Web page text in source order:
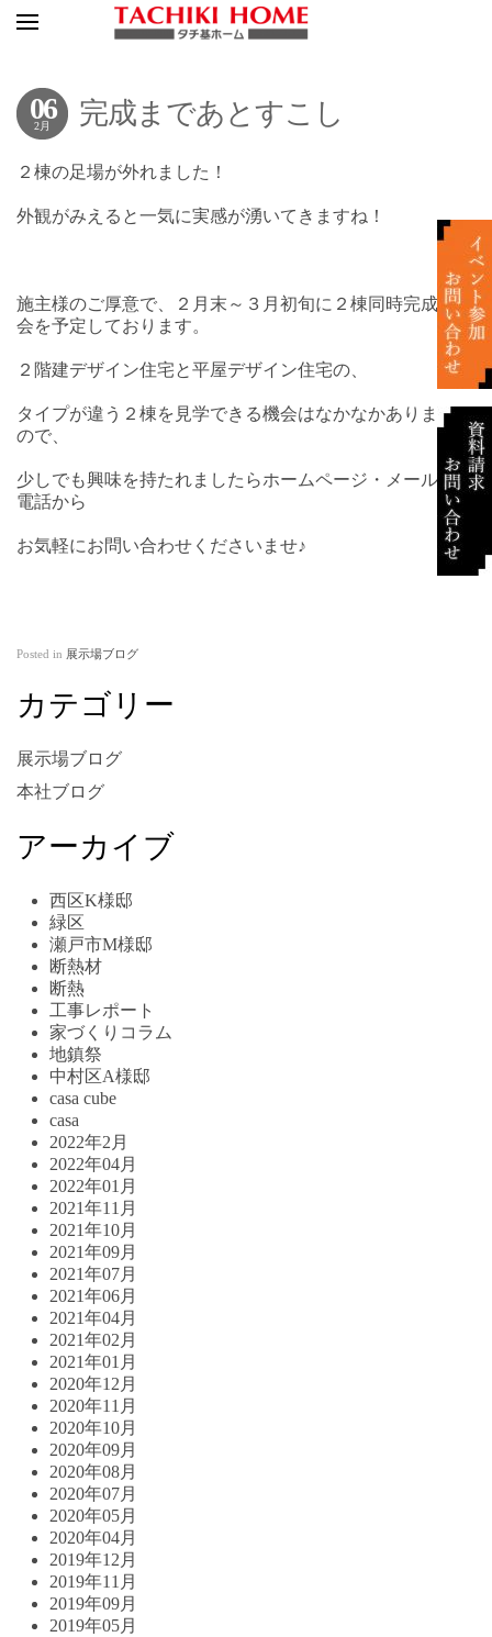
06
2月 完成まであとすこし
２棟の足場が外れました！
外観がみえると一気に実感が湧いてきますね！
施主様のご厚意で、２月末～３月初旬に２棟同時完成見学
会を予定しております。
２階建デザイン住宅と平屋デザイン住宅の、
タイプが違う２棟を見学できる機会はなかなかありません
ので、
少しでも興味を持たれましたらホームページ・メール・お
電話から
お気軽にお問い合わせくださいませ♪
Posted in 展示場ブログ
カテゴリー
展示場ブログ
本社ブログ
アーカイブ
西区K様邸
緑区
瀬戸市M様邸
断熱材
断熱
工事レポート
家づくりコラム
地鎮祭
中村区A様邸
casa cube
casa
2022年2月
2022年04月
2022年01月
2021年11月
2021年10月
2021年09月
2021年07月
2021年06月
2021年04月
2021年02月
2021年01月
2020年12月
2020年11月
2020年10月
2020年09月
2020年08月
2020年07月
2020年05月
2020年04月
2019年12月
2019年11月
2019年09月
2019年05月